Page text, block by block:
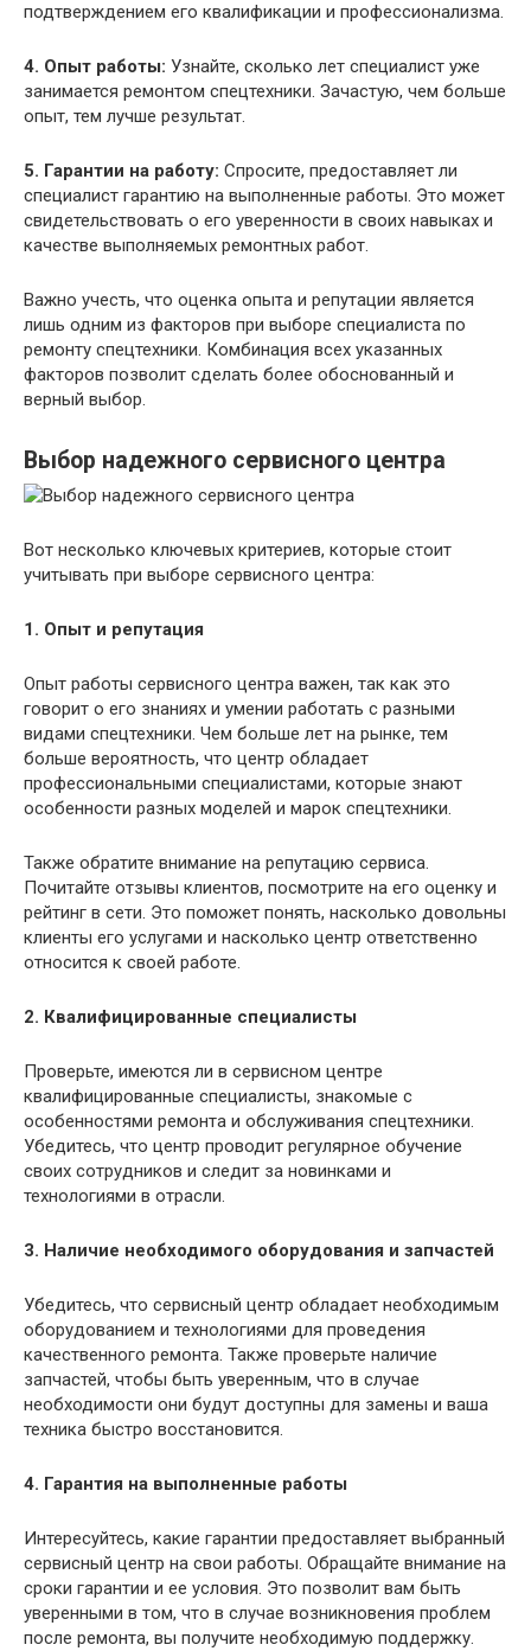
подтверждением его квалификации и профессионализма.
4. Опыт работы: Узнайте, сколько лет специалист уже
занимается ремонтом спецтехники. Зачастую, чем больше
опыт, тем лучше результат.
5. Гарантии на работу: Спросите, предоставляет ли
специалист гарантию на выполненные работы. Это может
свидетельствовать о его уверенности в своих навыках и
качестве выполняемых ремонтных работ.
Важно учесть, что оценка опыта и репутации является
лишь одним из факторов при выборе специалиста по
ремонту спецтехники. Комбинация всех указанных
факторов позволит сделать более обоснованный и
верный выбор.
Выбор надежного сервисного центра
Вот несколько ключевых критериев, которые стоит
учитывать при выборе сервисного центра:
1. Опыт и репутация
Опыт работы сервисного центра важен, так как это
говорит о его знаниях и умении работать с разными
видами спецтехники. Чем больше лет на рынке, тем
больше вероятность, что центр обладает
профессиональными специалистами, которые знают
особенности разных моделей и марок спецтехники.
Также обратите внимание на репутацию сервиса.
Почитайте отзывы клиентов, посмотрите на его оценку и
рейтинг в сети. Это поможет понять, насколько довольны
клиенты его услугами и насколько центр ответственно
относится к своей работе.
2. Квалифицированные специалисты
Проверьте, имеются ли в сервисном центре
квалифицированные специалисты, знакомые с
особенностями ремонта и обслуживания спецтехники.
Убедитесь, что центр проводит регулярное обучение
своих сотрудников и следит за новинками и
технологиями в отрасли.
3. Наличие необходимого оборудования и запчастей
Убедитесь, что сервисный центр обладает необходимым
оборудованием и технологиями для проведения
качественного ремонта. Также проверьте наличие
запчастей, чтобы быть уверенным, что в случае
необходимости они будут доступны для замены и ваша
техника быстро восстановится.
4. Гарантия на выполненные работы
Интересуйтесь, какие гарантии предоставляет выбранный
сервисный центр на свои работы. Обращайте внимание на
сроки гарантии и ее условия. Это позволит вам быть
уверенными в том, что в случае возникновения проблем
после ремонта, вы получите необходимую поддержку.